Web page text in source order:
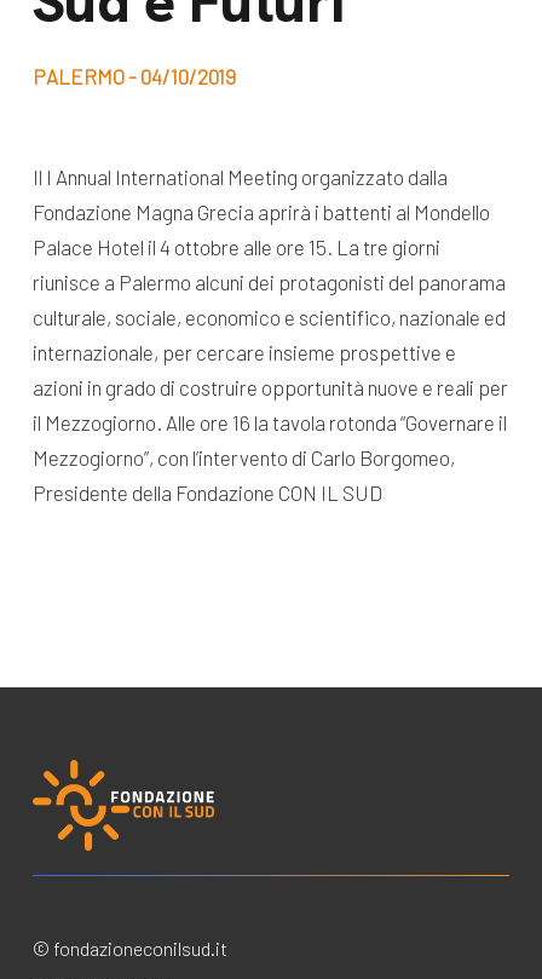
PALERMO - 04/10/2019
Il I Annual International Meeting organizzato dalla
Fondazione Magna Grecia aprirà i battenti al Mondello
Palace Hotel il 4 ottobre alle ore 15. La tre giorni
riunisce a Palermo alcuni dei protagonisti del panorama
culturale, sociale, economico e scientifico, nazionale ed
internazionale, per cercare insieme prospettive e
azioni in grado di costruire opportunità nuove e reali per
il Mezzogiorno. Alle ore 16 la tavola rotonda “Governare il
Mezzogiorno”, con l’intervento di Carlo Borgomeo,
Presidente della Fondazione CON IL SUD
© fondazioneconilsud.it
Bilancio di
News e
appuntamenti
News
Appuntamenti
dal Sud
pubblicazioni
Docufilm
Videomagazine
e blog progetti
Seguici sui social: